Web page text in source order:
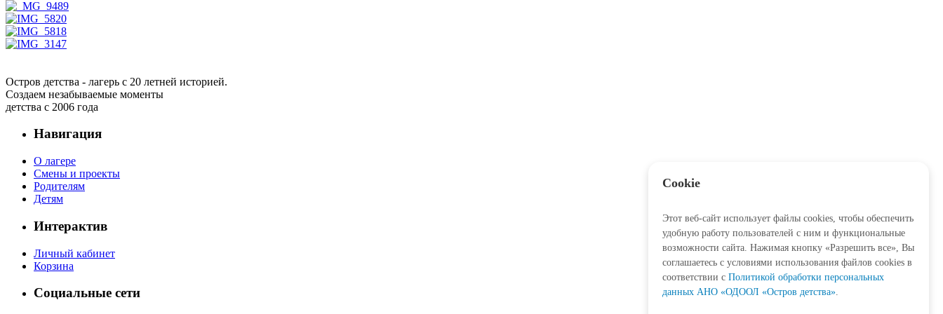
Остров детства - лагерь с 20 летней историей.
Создаем незабываемые моменты
детства с 2006 года
Навигация
О лагере
Смены и проекты
Родителям
Детям
Интерактив
Личный кабинет
Корзина
Социальные сети
Cookie
Этот веб-сайт использует файлы cookies, чтобы обеспечить
удобную работу пользователей с ним и функциональные
возможности сайта. Нажимая кнопку «Разрешить все», Вы
соглашаетесь с условиями использования файлов cookies в
соответствии c Политикой обработки персональных
данных АНО «ОДООЛ «Остров детства».